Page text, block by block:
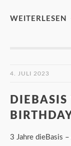
WEITERLESEN
4. JULI 2023
3 Jahre dieBasis